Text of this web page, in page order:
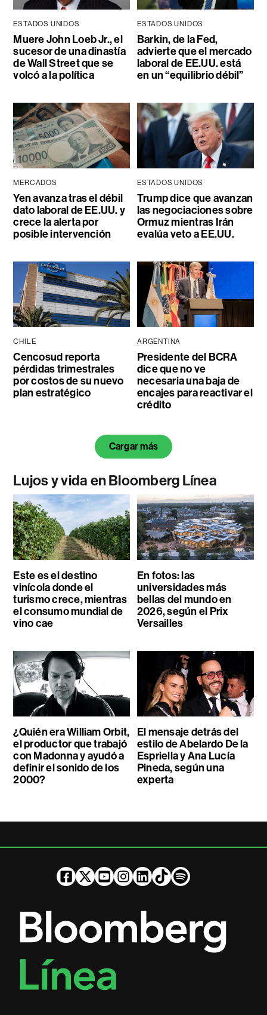
ESTADOS UNIDOS
Muere John Loeb Jr., el
sucesor de una dinastía
de Wall Street que se
volcó a la política
ESTADOS UNIDOS
Barkin, de la Fed,
advierte que el mercado
laboral de EE.UU. está
en un “equilibrio débil”
MERCADOS
Yen avanza tras el débil
dato laboral de EE.UU. y
crece la alerta por
posible intervención
ESTADOS UNIDOS
Trump dice que avanzan
las negociaciones sobre
Ormuz mientras Irán
evalúa veto a EE.UU.
CHILE
Cencosud reporta
pérdidas trimestrales
por costos de su nuevo
plan estratégico
ARGENTINA
Presidente del BCRA
dice que no ve
necesaria una baja de
encajes para reactivar el
crédito
Cargar más
Lujos y vida en Bloomberg Línea
Este es el destino
vinícola donde el
turismo crece, mientras
el consumo mundial de
vino cae
En fotos: las
universidades más
bellas del mundo en
2026, según el Prix
Versailles
¿Quién era William Orbit,
el productor que trabajó
con Madonna y ayudó a
definir el sonido de los
2000?
El mensaje detrás del
estilo de Abelardo De la
Espriella y Ana Lucía
Pineda, según una
experta